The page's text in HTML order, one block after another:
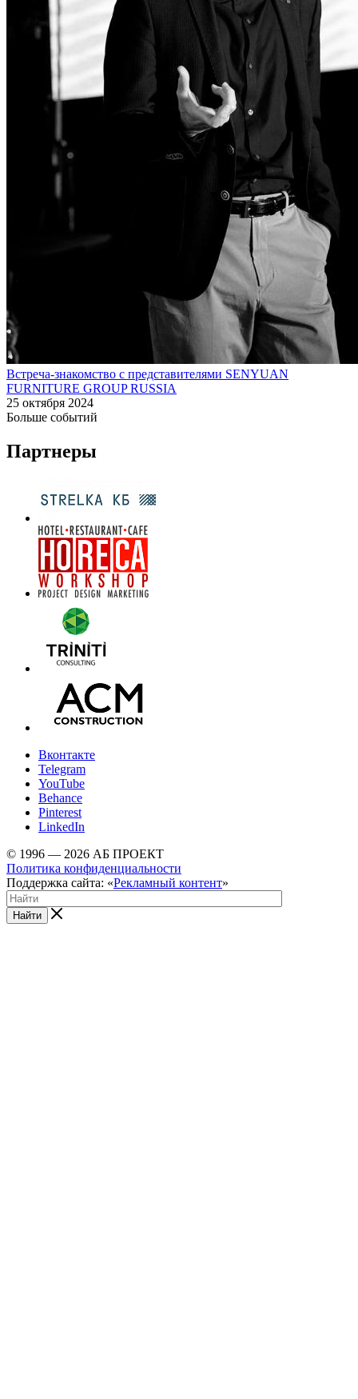
Встреча-знакомство с представителями SENYUAN
FURNITURE GROUP RUSSIA
25 октября 2024
Больше событий
Партнеры
Вконтакте
Telegram
YouTube
Behance
Pinterest
LinkedIn
© 1996 — 2026 АБ ПРОЕКТ
Политика конфиденциальности
Поддержка сайта: «Рекламный контент»
Найти